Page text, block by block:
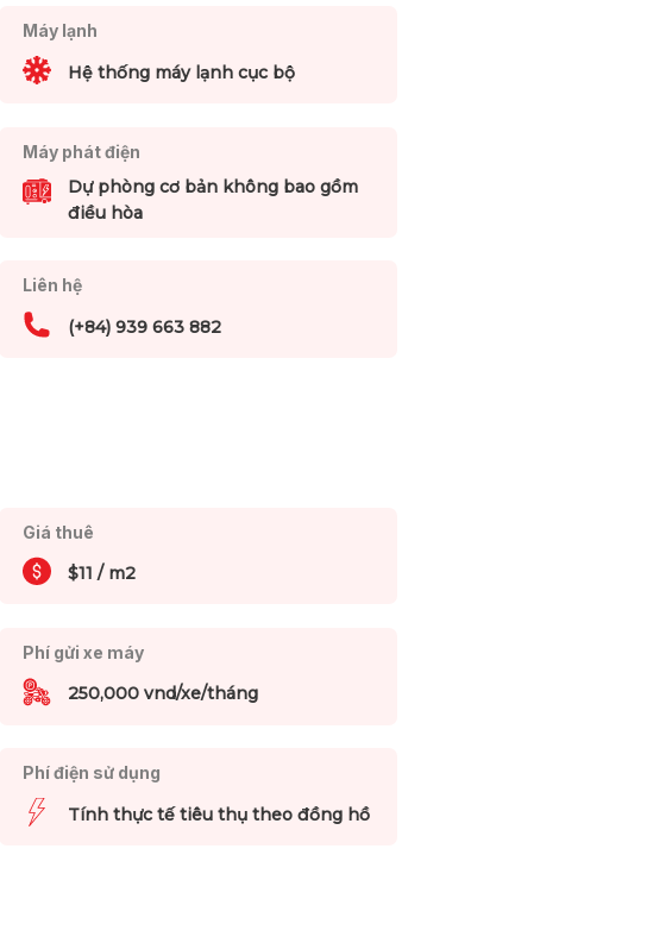
Máy lạnh
Hệ thống máy lạnh cục bộ
Máy phát điện
Dự phòng cơ bản không bao gồm
điều hòa
Liên hệ
(+84) 939 663 882
Giá thuê
$11 / m2
Phí gửi xe máy
250,000 vnd/xe/tháng
Phí điện sử dụng
Tính thực tế tiêu thụ theo đồng hồ